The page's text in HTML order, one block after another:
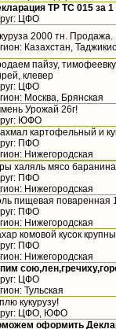
ТР ТС 015 за 1
ЦФО
2000 тн. Продажа.
Казахстан,
пайзу,
клевер
ЦФО
Москва, Брянская
Урожай 26г!
ЮФО
картофельный и
ПФО
Нижегородская
халяль мясо
ПФО
Нижегородская
пищевая поваренная
ПФО
Нижегородская
комовой кусок
ПФО
Нижегородская
ЦФО
Тульская
кукурузу!
ЦФО, ЮФО
оформить